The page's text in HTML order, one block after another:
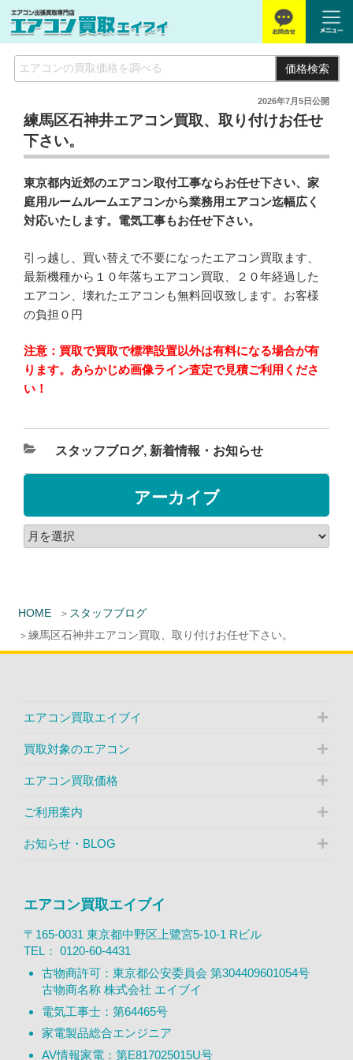
価格検索
HOME
スタッフブログ
練馬区石神井エアコン買取、取り付けお任せ下さい。
2026年7月5日公開
練馬区石神井エアコン買取、取り付けお任せ
下さい。
東京都内近郊のエアコン取付工事ならお任せ下さい、家
庭用ルームルームエアコンから業務用エアコン迄幅広く
対応いたします。電気工事もお任せ下さい。
引っ越し、買い替えで不要になったエアコン買取ます、
最新機種から１０年落ちエアコン買取、２０年経過した
エアコン、壊れたエアコンも無料回収致します。お客様
の負担０円
注意：買取で買取で標準設置以外は有料になる場合が有
ります。あらかじめ画像ライン査定で見積ご利用くださ
い！
スタッフブログ, 新着情報・お知らせ
アーカイブ
エアコン買取エイブイ
買取対象のエアコン
エアコン買取価格
ご利用案内
お知らせ・BLOG
エアコン買取エイブイ
〒165-0031 東京都中野区上鷺宮5-10-1 Rビル
TEL： 0120-60-4431
古物商許可：東京都公安委員会 第304409601054号
古物商名称 株式会社 エイブイ
電気工事士：第64465号
家電製品総合エンジニア
AV情報家電：第E817025015U号